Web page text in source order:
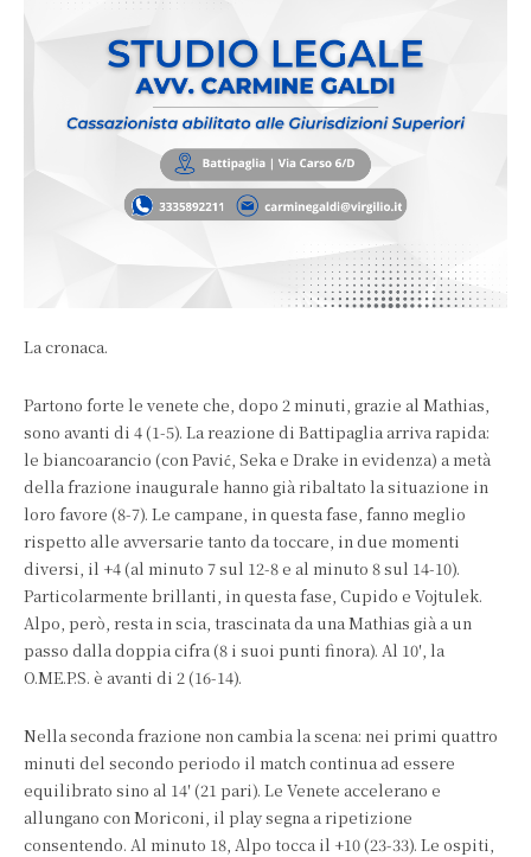
La cronaca.
Partono forte le venete che, dopo 2 minuti, grazie al Mathias,
sono avanti di 4 (1-5). La reazione di Battipaglia arriva rapida:
le biancoarancio (con Pavić, Seka e Drake in evidenza) a metà
della frazione inaugurale hanno già ribaltato la situazione in
loro favore (8-7). Le campane, in questa fase, fanno meglio
rispetto alle avversarie tanto da toccare, in due momenti
diversi, il +4 (al minuto 7 sul 12-8 e al minuto 8 sul 14-10).
Particolarmente brillanti, in questa fase, Cupido e Vojtulek.
Alpo, però, resta in scia, trascinata da una Mathias già a un
passo dalla doppia cifra (8 i suoi punti finora). Al 10′, la
O.ME.P.S. è avanti di 2 (16-14).
Nella seconda frazione non cambia la scena: nei primi quattro
minuti del secondo periodo il match continua ad essere
equilibrato sino al 14′ (21 pari). Le Venete accelerano e
allungano con Moriconi, il play segna a ripetizione
consentendo. Al minuto 18, Alpo tocca il +10 (23-33). Le ospiti,